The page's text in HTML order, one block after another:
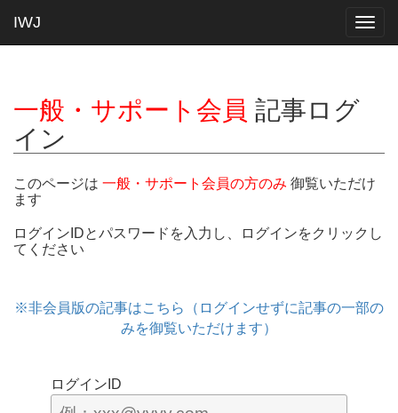
IWJ
一般・サポート会員 記事ログ
イン
このページは 一般・サポート会員の方のみ 御覧いただけ
ます
ログインIDとパスワードを入力し、ログインをクリックし
てください
※非会員版の記事はこちら（ログインせずに記事の一部の
みを御覧いただけます）
ログインID